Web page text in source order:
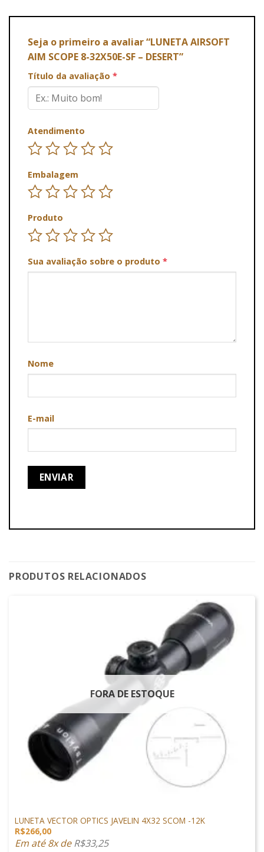
Seja o primeiro a avaliar “LUNETA AIRSOFT
AIM SCOPE 8-32X50E-SF – DESERT”
Título da avaliação *
Atendimento
Embalagem
Produto
Sua avaliação sobre o produto *
Nome
E-mail
PRODUTOS RELACIONADOS
FORA DE ESTOQUE
LUNETA VECTOR OPTICS JAVELIN 4X32 SCOM -12K
R$266,00
Em até 8x deR$33,25